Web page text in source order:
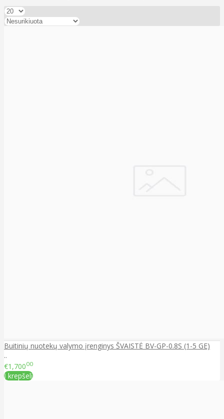
Buitinių nuotekų valymo įrenginys ŠVAISTĖ BV-GP-0.8S (1-5 GE)
..
€1,70000
Į krepšelį